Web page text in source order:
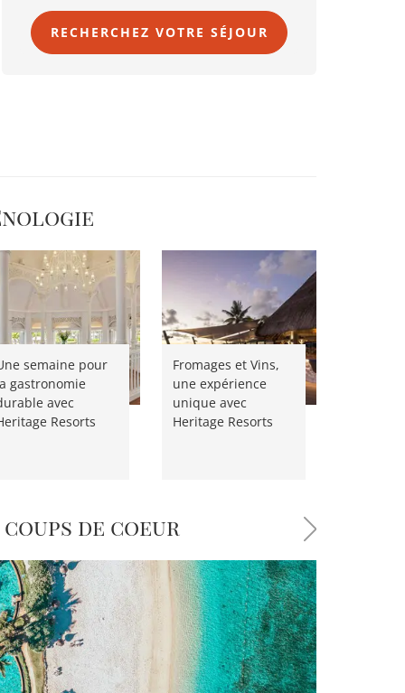
RECHERCHEZ VOTRE SÉJOUR
semaine pour
gastronomie
avec
Resorts
Fromages et Vins,
une expérience
unique avec
Heritage Resorts
coups de coeur